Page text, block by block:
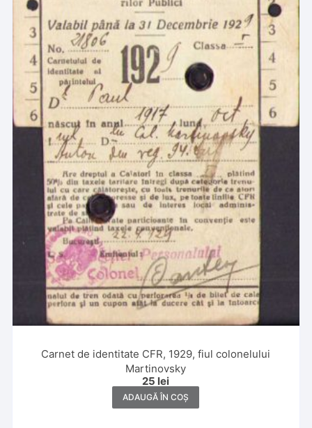
Carnet de identitate CFR, 1929, fiul colonelului
Martinovsky
25 lei
ADAUGĂ ÎN COȘ